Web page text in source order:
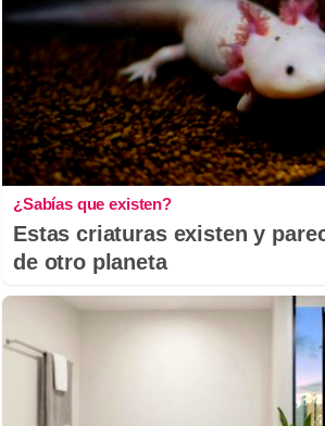
¿Sabías que existen?
Estas criaturas existen y
de otro planeta